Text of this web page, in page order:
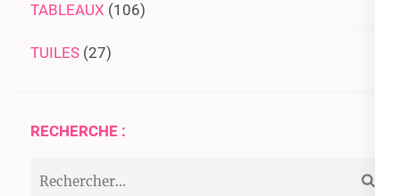
TABLEAUX (106)
TUILES (27)
RECHERCHE :